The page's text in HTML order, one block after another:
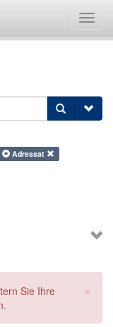
Adressat
×
Sie Ihre